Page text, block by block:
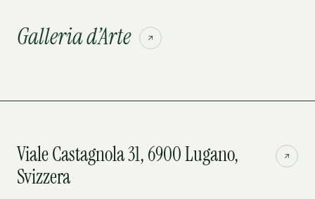
Galleria d’Arte
Viale Castagnola 31, 6900 Lugano,
Svizzera